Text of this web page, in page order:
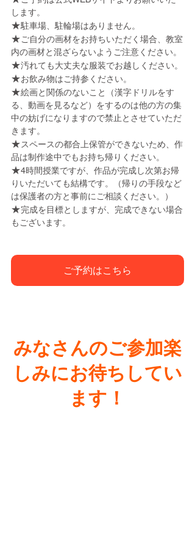
します。
★駐車場、駐輪場はありません。
★ご自分の画材をお持ちいただく場合、教室
内の画材と混ざらないようご注意ください。
★汚れても大丈夫な服装でお越しください。
★お飲み物はご持参ください。
★絵画と関係のないこと（漢字ドリルをす
る、動画を見るなど）をするのは他の方の集
中の妨げになりますので禁止とさせていただ
きます。
★スペースの都合上保管ができないため、作
品は制作途中でもお持ち帰りください。
★4時間授業ですが、作品が完成し次第お帰
りいただいても結構です。（帰りの手段など
は保護者の方と事前にご相談ください。）
★完成を目標としますが、完成できない場合
もございます。
ご予約はこちら
みなさんのご参加楽
しみにお待ちしてい
ます！